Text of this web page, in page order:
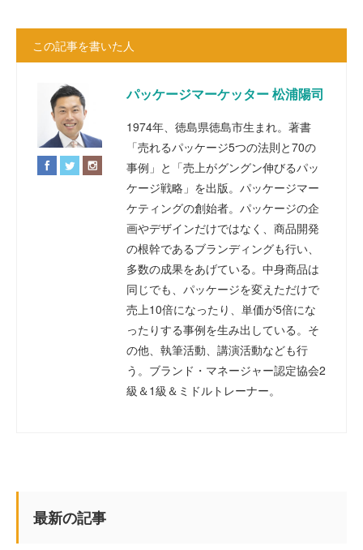
この記事を書いた人
パッケージマーケッター 松浦陽司
1974年、徳島県徳島市生まれ。著書
「売れるパッケージ5つの法則と70の
事例」と「売上がグングン伸びるパッ
ケージ戦略」を出版。パッケージマー
ケティングの創始者。パッケージの企
画やデザインだけではなく、商品開発
の根幹であるブランディングも行い、
多数の成果をあげている。中身商品は
同じでも、パッケージを変えただけで
売上10倍になったり、単価が5倍にな
ったりする事例を生み出している。そ
の他、執筆活動、講演活動なども行
う。ブランド・マネージャー認定協会2
級＆1級＆ミドルトレーナー。
最新の記事